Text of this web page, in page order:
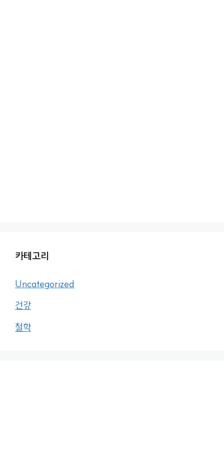
카테고리
Uncategorized
건강
철학